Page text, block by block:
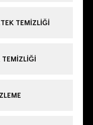
TEMIZLIĞI
TEMIZLIĞI